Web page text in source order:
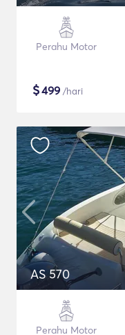
Perahu Motor
$499 /hari
AS 570
Perahu Motor